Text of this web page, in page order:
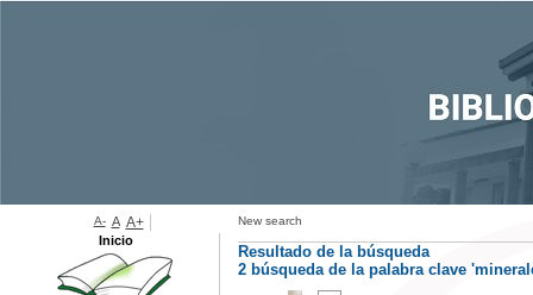
New search
Resultado de la búsqueda
2 búsqueda de la palabra clave
A- A A+
Inicio